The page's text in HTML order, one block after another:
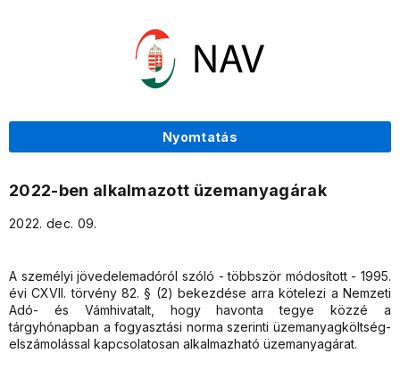
Nyomtatás
2022-ben alkalmazott üzemanyagárak
2022. dec. 09.
A személyi jövedelemadóról szóló - többször módosított - 1995.
évi CXVII. törvény 82. § (2) bekezdése arra kötelezi a Nemzeti
Adó- és Vámhivatalt, hogy havonta tegye közzé a
tárgyhónapban a fogyasztási norma szerinti üzemanyagköltség-
elszámolással kapcsolatosan alkalmazható üzemanyagárat.